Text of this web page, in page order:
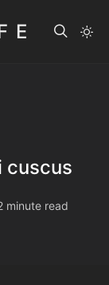
cuscus
minute read